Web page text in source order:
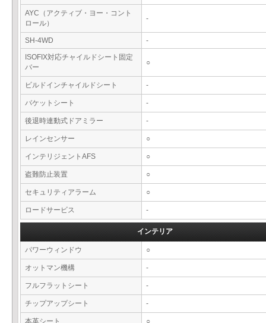
AYC（アクティブ・ヨー・コント
ロール）
-
SH-4WD
-
ISOFIX対応チャイルドシート固定
バー
○
ビルドインチャイルドシート -
バケットシート -
後退時連動式ドアミラー -
レインセンサー ○
インテリジェントAFS ○
盗難防止装置 ○
セキュリティアラーム ○
ロードサービス -
インテリア
パワーウィンドウ ○
オットマン機構 -
フルフラットシート -
チップアップシート -
本革シート ○